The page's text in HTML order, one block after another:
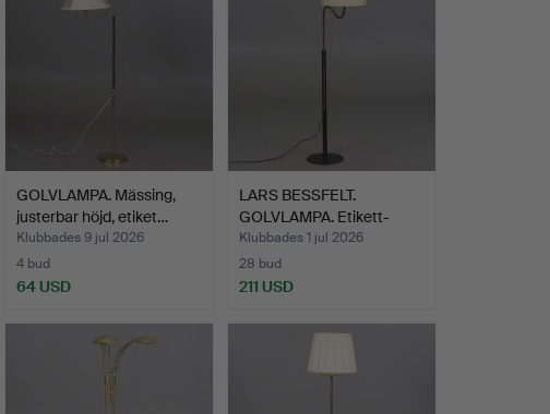
GOLVLAMPA. Mässing,
justerbar höjd, etiket…
Klubbades 9 jul 2026
4 bud
64 USD
LARS BESSFELT.
GOLVLAMPA. Etikett-
märkt Ko…
Klubbades 1 jul 2026
28 bud
211 USD